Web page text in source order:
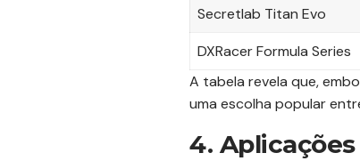
Secretlab Titan Evo
DXRacer Formula Series
A tabela revela que,
uma escolha popular
4.